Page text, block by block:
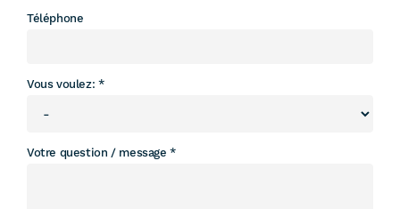
Téléphone
Vous voulez:
Votre question / message